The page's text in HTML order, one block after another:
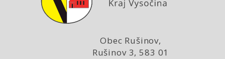
Obec Rušinov,
Rušinov 3, 583 01